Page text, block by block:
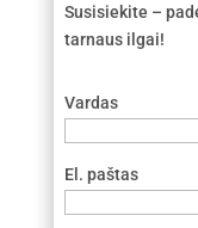
Susisiekite –
tarnaus ilgai!
Vardas
El. paštas